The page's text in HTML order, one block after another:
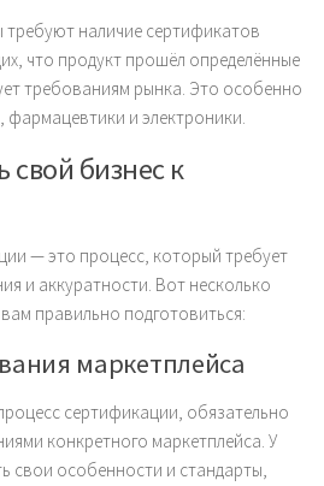
наличие сертификатов
что продукт прошёл определённые
требованиям рынка. Это особенно
фармацевтики и электроники.
свой бизнес к
— это процесс, который требует
и аккуратности. Вот несколько
правильно подготовиться:
маркетплейса
сертификации, обязательно
конкретного маркетплейса. У
свои особенности и стандарты,